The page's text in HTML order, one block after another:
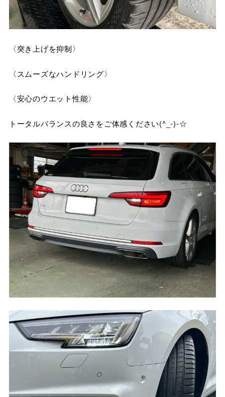
〈突き上げを抑制〉
〈スムーズなハンドリング〉
〈安心のウエット性能〉
トータルバランスの良さをご体感ください(^_-)-☆